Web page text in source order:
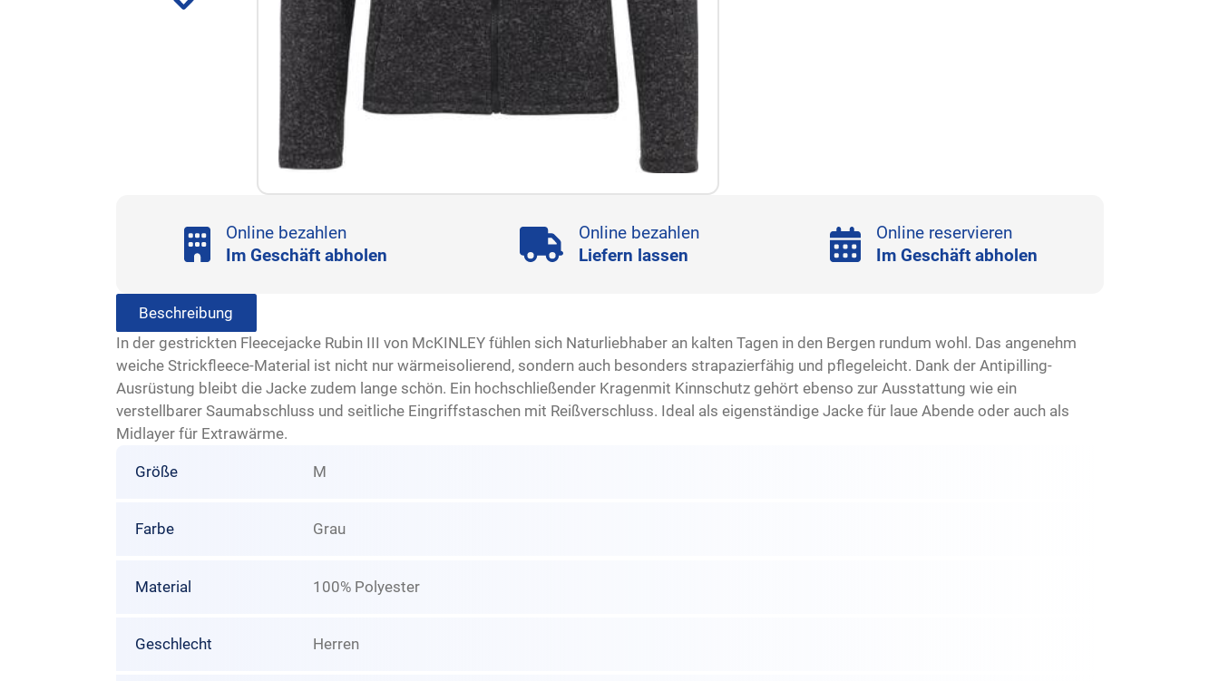
Online bezahlen
Im Geschäft abholen
Online bezahlen
Liefern lassen
Online reservieren
Im Geschäft abholen
Beschreibung
In der gestrickten Fleecejacke Rubin III von McKINLEY fühlen sich Naturliebhaber an kalten Tagen in den Bergen rundum wohl. Das angenehm
weiche Strickfleece-Material ist nicht nur wärmeisolierend, sondern auch besonders strapazierfähig und pflegeleicht. Dank der Antipilling-
Ausrüstung bleibt die Jacke zudem lange schön. Ein hochschließender Kragenmit Kinnschutz gehört ebenso zur Ausstattung wie ein
verstellbarer Saumabschluss und seitliche Eingriffstaschen mit Reißverschluss. Ideal als eigenständige Jacke für laue Abende oder auch als
Midlayer für Extrawärme.
Größe M
Farbe Grau
Material 100% Polyester
Geschlecht Herren